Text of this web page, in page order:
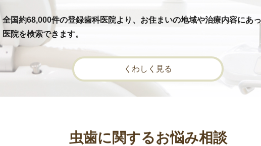
全国約68,000件の登録歯科医院より、お住まいの地域や治療内容にあ
医院を検索できます。
くわしく見る
虫歯に関するお悩み相談